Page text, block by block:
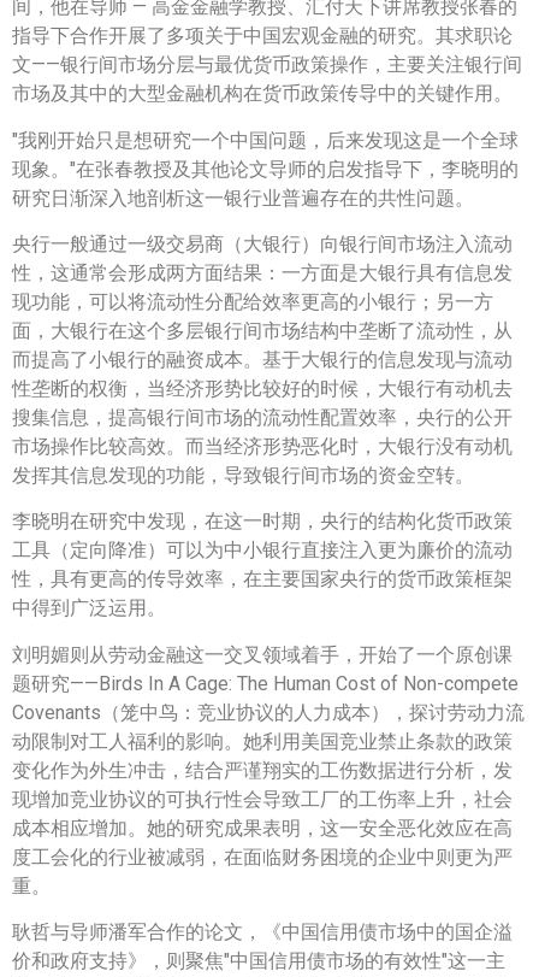
间，他在导师 — 高金金融学教授、汇付天下讲席教授张春的
指导下合作开展了多项关于中国宏观金融的研究。其求职论
文——银行间市场分层与最优货币政策操作，主要关注银行间
市场及其中的大型金融机构在货币政策传导中的关键作用。
"我刚开始只是想研究一个中国问题，后来发现这是一个全球
现象。"在张春教授及其他论文导师的启发指导下，李晓明的
研究日渐深入地剖析这一银行业普遍存在的共性问题。
央行一般通过一级交易商（大银行）向银行间市场注入流动
性，这通常会形成两方面结果：一方面是大银行具有信息发
现功能，可以将流动性分配给效率更高的小银行；另一方
面，大银行在这个多层银行间市场结构中垄断了流动性，从
而提高了小银行的融资成本。基于大银行的信息发现与流动
性垄断的权衡，当经济形势比较好的时候，大银行有动机去
搜集信息，提高银行间市场的流动性配置效率，央行的公开
市场操作比较高效。而当经济形势恶化时，大银行没有动机
发挥其信息发现的功能，导致银行间市场的资金空转。
李晓明在研究中发现，在这一时期，央行的结构化货币政策
工具（定向降准）可以为中小银行直接注入更为廉价的流动
性，具有更高的传导效率，在主要国家央行的货币政策框架
中得到广泛运用。
刘明媚则从劳动金融这一交叉领域着手，开始了一个原创课
题研究——Birds In A Cage: The Human Cost of Non-compete
Covenants（笼中鸟：竞业协议的人力成本），探讨劳动力流
动限制对工人福利的影响。她利用美国竞业禁止条款的政策
变化作为外生冲击，结合严谨翔实的工伤数据进行分析，发
现增加竞业协议的可执行性会导致工厂的工伤率上升，社会
成本相应增加。她的研究成果表明，这一安全恶化效应在高
度工会化的行业被减弱，在面临财务困境的企业中则更为严
重。
耿哲与导师潘军合作的论文，《中国信用债市场中的国企溢
价和政府支持》，则聚焦"中国信用债市场的有效性"这一主